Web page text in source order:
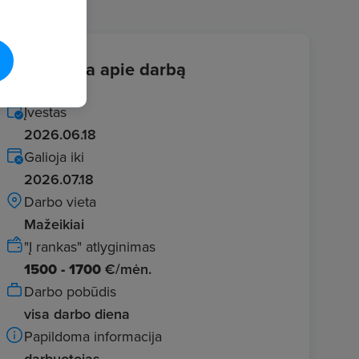
Informacija apie darbą
Įvestas
2026.06.18
Galioja iki
2026.07.18
Darbo vieta
Mažeikiai
"Į rankas" atlyginimas
1500 - 1700 €/mėn.
Darbo pobūdis
visa darbo diena
Papildoma informacija